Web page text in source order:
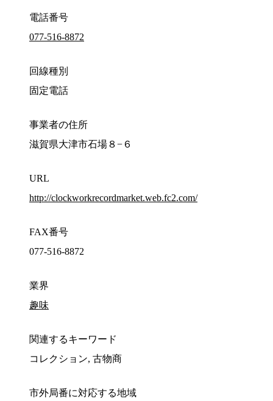
電話番号
077-516-8872
回線種別
固定電話
事業者の住所
滋賀県大津市石場８−６
URL
http://clockworkrecordmarket.web.fc2.com/
FAX番号
077-516-8872
業界
趣味
関連するキーワード
コレクション, 古物商
市外局番に対応する地域